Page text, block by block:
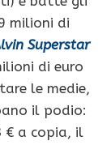
milioni di
Superstar
di euro
le medie,
il podio:
€ a copia, il